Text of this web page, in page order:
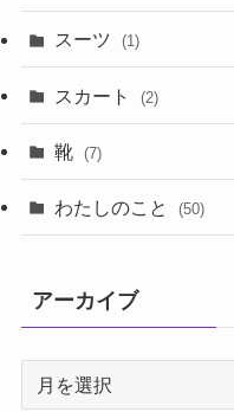
スーツ (1)
スカート (2)
靴 (7)
わたしのこと (50)
アーカイブ